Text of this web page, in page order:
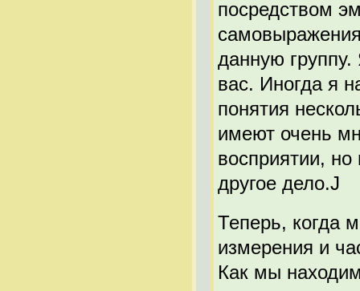
посредством
данную
вас. Иногда я
понятия
имеют очень
восприятии,
другое дело.J
Теперь, когда
измерения и
Как мы